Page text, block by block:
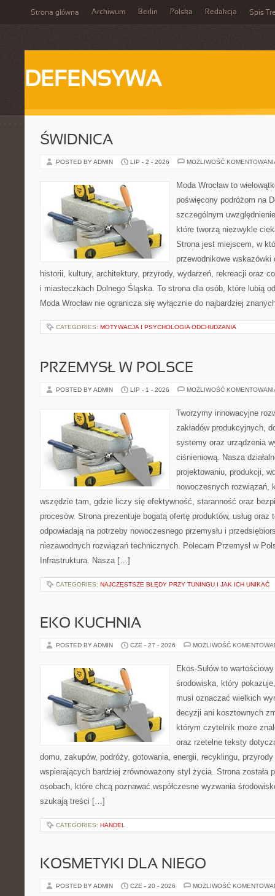
Strona główna Archiwum Berlin Polska Redakcja Spis
DEFENSYWA
ŚWIDNICA
POSTED BY ADMIN LIP - 2 - 2026 MOŻLIWOŚĆ
Moda Wrocław to
poświęcony podróżom na
szczególnym
które tworzą niezwykle
Strona jest miejscem, w
przewodnikowe
historii, kultury, architektury, przyrody, wydarzeń, rekreacji oraz
i miasteczkach Dolnego Śląska. To strona dla osób, które lubią
Moda Wrocław nie ogranicza się wyłącznie do najbardziej
CATEGORIES: MOTYWACJA I PSYCHOLOGIA ODCHUDZANIA
PRZEMYSŁ W POLSCE
POSTED BY ADMIN LIP - 1 - 2026 MOŻLIWOŚĆ
Tworzymy innowacyjne
zakładów produkcyjnych,
systemy oraz urządzenia
ciśnieniową. Nasza
projektowaniu, produkcji,
nowoczesnych rozwiązań,
wszędzie tam, gdzie liczy się efektywność, staranność oraz
procesów. Strona prezentuje bogatą ofertę produktów, usług oraz
odpowiadają na potrzeby nowoczesnego przemysłu i
niezawodnych rozwiązań technicznych. Polecam Przemysł w
Infrastruktura. Nasza […]
CATEGORIES: NAJCZĘSTSZE BŁĘDY PRZY TUNINGU I JAK ICH UNIKAĆ
EKO KUCHNIA
POSTED BY ADMIN CZE - 27 - 2026 MOŻLIWOŚĆ
Ekos-Sułów to
środowiska, który
musi oznaczać wielkich
decyzji ani kosztownych
którym czytelnik może
oraz rzetelne teksty
domu, zakupów, podróży, gotowania, energii, recyklingu,
wspierających bardziej zrównoważony styl życia. Strona została
osobach, które chcą poznawać współczesne wyzwania
szukają treści […]
CATEGORIES: HANDEL
KOSMETYKI DLA NIEGO
POSTED BY ADMIN CZE - 20 - 2026 MOŻLIWOŚĆ